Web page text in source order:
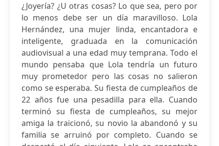
¿Joyería? ¿U otras cosas? Lo que sea, pero por
lo menos debe ser un día maravilloso. Lola
Hernández, una mujer linda, encantadora e
inteligente, graduada en la comunicación
audiovisual a una edad muy temprana. Todo el
mundo pensaba que Lola tendría un futuro
muy prometedor pero las cosas no salieron
como se esperaba. Su fiesta de cumpleaños de
22 años fue una pesadilla para ella. Cuando
terminó su fiesta de cumpleaños, su mejor
amiga la traicionó, su novio la abandonó y su
familia se arruinó por completo. Cuando se